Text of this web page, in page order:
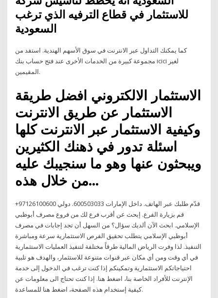
للاستثمار في قطاع الترفيه الذي ترغب
السعودية
كما يمكنك التداول عبر الانترنت في سوق الأسهم الهندية. استفد من
مجموعة كبيرة من الخدمات الأخرى عند فتج حساب بنك icici لغير
المقيمين.
الاستثمار الالكتروني افضل طريقة
الاستثمار عن طريق الانترنت
وكيفية الاستثمار عبر الانترنت كلها
اسئلة تدور في ذهنك الكثيرين
ويبحثون عنها وهو ما سنجيبك عليه
من خلال هذه…
قدّم طلبك عبر الهاتف. داخل الإمارات 600503033. دولي 97126100600+
قم بزيارة الفرع. إبحث عن أقرب فرع لك من فروع مصرف أبوظبي
الإسلامي. ابحث الآن ألديك سؤال؟ من السهل أن تجد إجابات في مصرف
أبوظبي الإسلامي يتطلب تحقيق الفرص الاستثمارية سرعة ومباشرة
التنفيذ. لذا وفرت الرياض المالية طرقاً مختلفة لتنفيذ العمليات الاستثمارية
في أي وقت ومن أي مكان عبر قنوات متنوعة للاستثمار، والهدف هو تلبية
احتياجاتكم الاستثمارية وتمكينكم إذا كنت ترغب في الدخول إلى خدمة
الإنترنت للأفراد الخاصة بنا، اضغط هنا. إذا كنت تحتاج الى معلومات عن
كيفية إستخدام هذه الصفحة، اضغط هنا للمساعدة.